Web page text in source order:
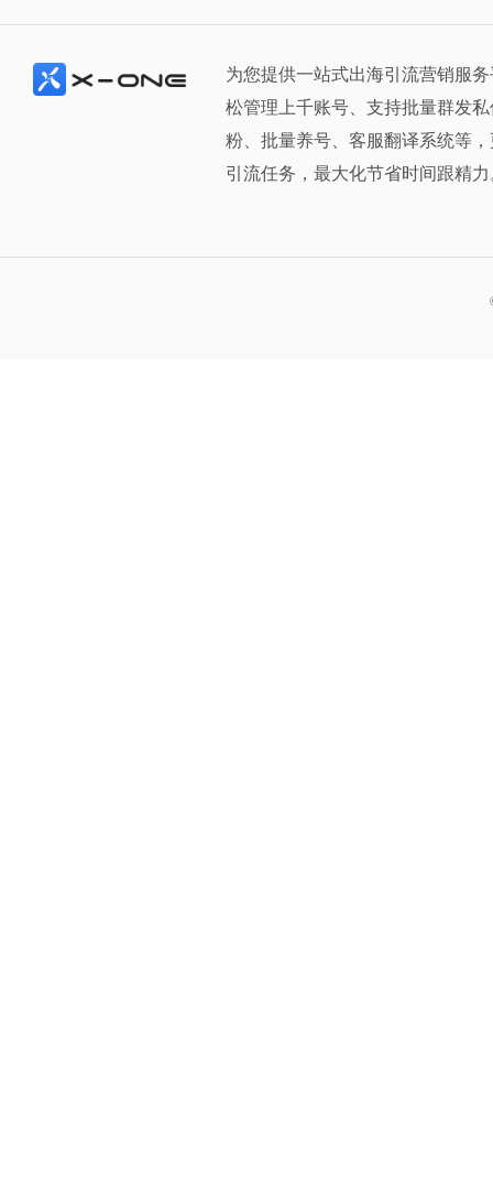
为您提供一站式出海引流营销服
松管理上千账号、支持批量群发
粉、批量养号、客服翻译系统等
引流任务，最大化节省时间跟精力